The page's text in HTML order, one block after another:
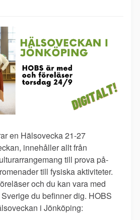
en Hälsovecka 21-27
innehåller allt från
till prova på-
till fysiska aktiviteter.
och du kan vara med
du befinner dig. HOBS
i Jönköping: